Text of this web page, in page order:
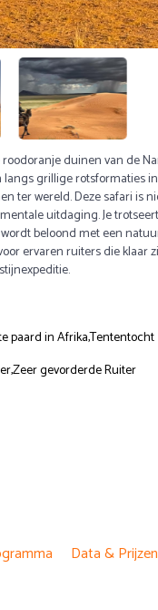
duinen van de
langs grillige rotsformaties
ter wereld. Deze safari is
uitdaging. Je
beloond met een
ervaren ruiters die klaar
paard in Afrika,Tententocht
Zeer gevorderde Ruiter
Data & Prijzen